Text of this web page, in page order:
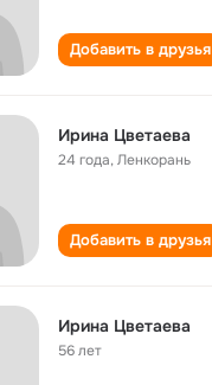
Добавить в друзья
Ирина Цветаева
24 года,Ленкорань
Добавить в друзья
Ирина Цветаева
56 лет